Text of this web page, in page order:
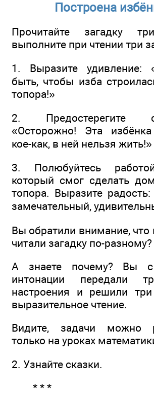
Построена
Прочитайте загадку
выполните при чтении три
1. Выразите удивление:
быть, чтобы изба
топора!»
2. Предостерегите
«Осторожно! Эта
кое-как, в ней нельзя жить!»
3. Полюбуйтесь
который смог сделать
топора. Выразите
замечательный,
Вы обратили внимание,
читали загадку по-разному?
А знаете почему? Вы
интонации передали
настроения и решили
выразительное чтение.
Видите, задачи можно
только на уроках
2. Узнайте сказки.
* * *